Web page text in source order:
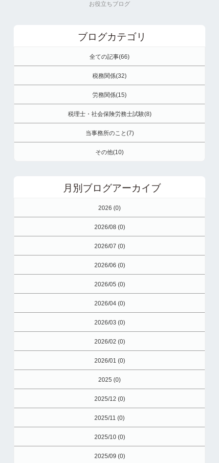
お役立ちブログ
ブログカテゴリ
全ての記事(66)
税務関係(32)
労務関係(15)
税理士・社会保険労務士試験(8)
当事務所のこと(7)
その他(10)
月別ブログアーカイブ
2026 (0)
2026/08 (0)
2026/07 (0)
2026/06 (0)
2026/05 (0)
2026/04 (0)
2026/03 (0)
2026/02 (0)
2026/01 (0)
2025 (0)
2025/12 (0)
2025/11 (0)
2025/10 (0)
2025/09 (0)